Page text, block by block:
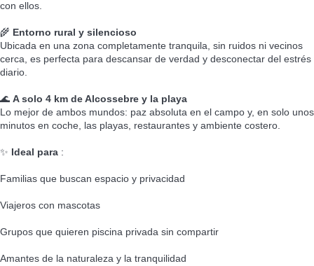
con ellos.
🌾 Entorno rural y silencioso
Ubicada en una zona completamente tranquila, sin ruidos ni vecinos
cerca, es perfecta para descansar de verdad y desconectar del estrés
diario.
🌊 A solo 4 km de Alcossebre y la playa
Lo mejor de ambos mundos: paz absoluta en el campo y, en solo unos
minutos en coche, las playas, restaurantes y ambiente costero.
✨ Ideal para :
Familias que buscan espacio y privacidad
Viajeros con mascotas
Grupos que quieren piscina privada sin compartir
Amantes de la naturaleza y la tranquilidad